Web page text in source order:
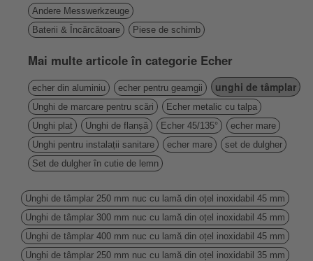
Andere Messwerkzeuge
Baterii & Încărcătoare
Piese de schimb
Mai multe articole în categorie Echer
echer din aluminiu echer pentru geamgii unghi de tâmplar
Unghi de marcare pentru scări
Echer metalic cu talpa
Unghi plat
Unghi de flanșă Echer 45/135°
echer mare
Unghi pentru instalații sanitare
echer mare
set de dulgher
Set de dulgher în cutie de lemn
Unghi de tâmplar 250 mm nuc cu lamă din oțel inoxidabil 45 mm
Unghi de tâmplar 300 mm nuc cu lamă din oțel inoxidabil 45 mm
Unghi de tâmplar 400 mm nuc cu lamă din oțel inoxidabil 45 mm
Unghi de tâmplar 250 mm nuc cu lamă din oțel inoxidabil 35 mm